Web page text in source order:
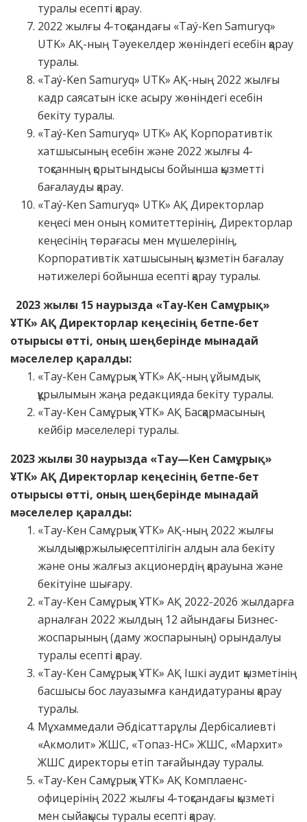
туралы есепті қарау.
2022 жылғы 4-тоқсандағы «Taý-Ken Samuryq»
UTK» АҚ-ның Тәуекелдер жөніндегі есебін қарау
туралы.
«Taý-Ken Samuryq» UTK» АҚ-ның 2022 жылғы
кадр саясатын іске асыру жөніндегі есебін
бекіту туралы.
«Taý-Ken Samuryq» UTK» АҚ Корпоративтік
хатшысының есебін және 2022 жылғы 4-
тоқсанның қорытындысы бойынша қызметті
бағалауды қарау.
«Taý-Ken Samuryq» UTK» АҚ Директорлар
кеңесі мен оның комитеттерінің, Директорлар
кеңесінің төрағасы мен мүшелерінің,
Корпоративтік хатшысының қызметін бағалау
нәтижелері бойынша есепті қарау туралы.
2023 жылғы 15 наурызда «Тау-Кен Самұрық»
ҰТК» АҚ Директорлар кеңесінің бетпе-бет
отырысы өтті, оның шеңберінде мынадай
мәселелер қаралды:
«Тау-Кен Самұрық» ҰТК» АҚ-ның ұйымдық
құрылымын жаңа редакцияда бекіту туралы.
«Тау-Кен Самұрық» ҰТК» АҚ Басқармасының
кейбір мәселелері туралы.
2023жылғы 30 наурызда «Тау—Кен Самұрық»
ҰТК» АҚ Директорлар кеңесінің бетпе-бет
отырысы өтті, оның шеңберінде мынадай
мәселелер қаралды:
«Тау-Кен Самұрық» ҰТК» АҚ-ның 2022 жылғы
жылдық қаржылық есептілігін алдын ала бекіту
және оны жалғыз акционердің қарауына және
бекітуіне шығару.
«Тау-Кен Самұрық» ҰТК» АҚ 2022-2026 жылдарға
арналған 2022 жылдың 12 айындағы Бизнес-
жоспарының (даму жоспарының) орындалуы
туралы есепті қарау.
«Тау-Кен Самұрық» ҰТК» АҚ Ішкі аудит қызметінің
басшысы бос лауазымға кандидатураны қарау
туралы.
Мұхаммедали Әбдісаттарұлы Дербісалиевті
«Акмолит» ЖШС, «Топаз-НС» ЖШС, «Мархит»
ЖШС директоры етіп тағайындау туралы.
«Тау-Кен Самұрық» ҰТК» АҚ Комплаенс-
офицерінің 2022 жылғы 4-тоқсандағы қызметі
мен сыйақысы туралы есепті қарау.